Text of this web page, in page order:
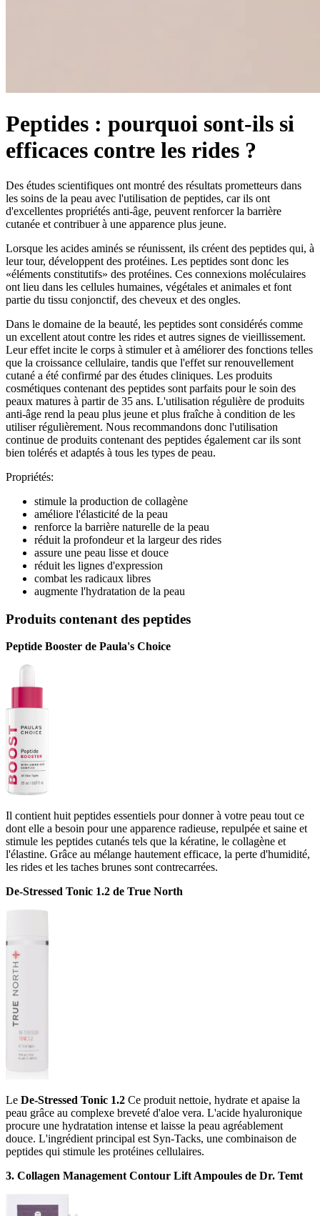
Peptides : pourquoi sont-ils si
efficaces contre les rides ?
Des études scientifiques ont montré des résultats prometteurs dans
les soins de la peau avec l'utilisation de peptides, car ils ont
d'excellentes propriétés anti-âge, peuvent renforcer la barrière
cutanée et contribuer à une apparence plus jeune.
Lorsque les acides aminés se réunissent, ils créent des peptides qui, à
leur tour, développent des protéines. Les peptides sont donc les
«éléments constitutifs» des protéines. Ces connexions moléculaires
ont lieu dans les cellules humaines, végétales et animales et font
partie du tissu conjonctif, des cheveux et des ongles.
Dans le domaine de la beauté, les peptides sont considérés comme
un excellent atout contre les rides et autres signes de vieillissement.
Leur effet incite le corps à stimuler et à améliorer des fonctions telles
que la croissance cellulaire, tandis que l'effet sur renouvellement
cutané a été confirmé par des études cliniques. Les produits
cosmétiques contenant des peptides sont parfaits pour le soin des
peaux matures à partir de 35 ans. L'utilisation régulière de produits
anti-âge rend la peau plus jeune et plus fraîche à condition de les
utiliser régulièrement. Nous recommandons donc l'utilisation
continue de produits contenant des peptides également car ils sont
bien tolérés et adaptés à tous les types de peau.
Propriétés:
stimule la production de collagène
améliore l'élasticité de la peau
renforce la barrière naturelle de la peau
réduit la profondeur et la largeur des rides
assure une peau lisse et douce
réduit les lignes d'expression
combat les radicaux libres
augmente l'hydratation de la peau
Produits contenant des peptides
Peptide Booster de Paula's Choice
Il contient huit peptides essentiels pour donner à votre peau tout ce
dont elle a besoin pour une apparence radieuse, repulpée et saine et
stimule les peptides cutanés tels que la kératine, le collagène et
l'élastine. Grâce au mélange hautement efficace, la perte d'humidité,
les rides et les taches brunes sont contrecarrées.
De-Stressed Tonic 1.2 de True North
Le De-Stressed Tonic 1.2 Ce produit nettoie, hydrate et apaise la
peau grâce au complexe breveté d'aloe vera. L'acide hyaluronique
procure une hydratation intense et laisse la peau agréablement
douce. L'ingrédient principal est Syn-Tacks, une combinaison de
peptides qui stimule les protéines cellulaires.
3. Collagen Management Contour Lift Ampoules de Dr. Temt